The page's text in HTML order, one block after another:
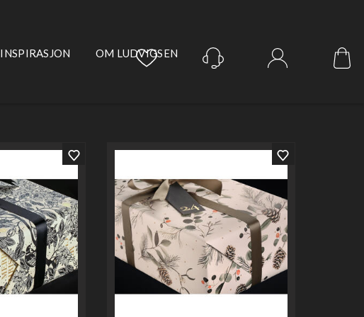
INSPIRASJON OM LUDVIGSEN